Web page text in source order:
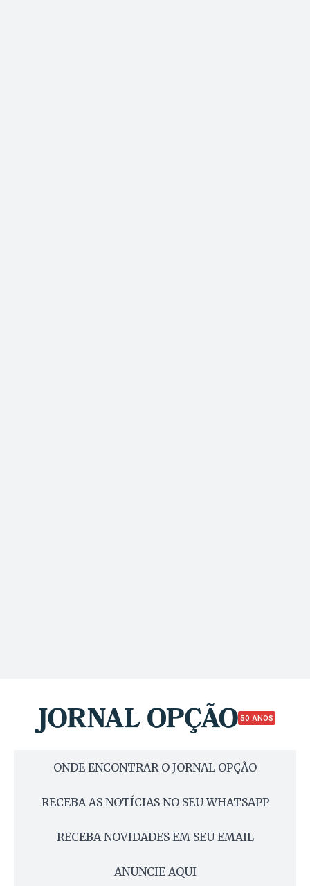
50 ANOS
ONDE ENCONTRAR O JORNAL OPÇÃO
RECEBA AS NOTÍCIAS NO SEU WHATSAPP
RECEBA NOVIDADES EM SEU EMAIL
ANUNCIE AQUI